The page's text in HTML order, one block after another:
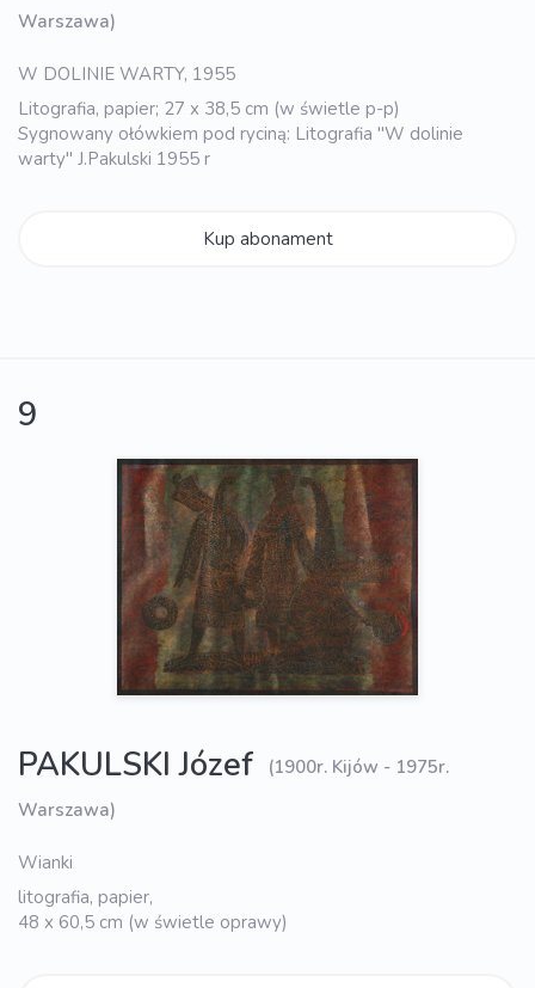
Warszawa)
W DOLINIE WARTY, 1955
Litografia, papier; 27 x 38,5 cm (w świetle p-p)
Sygnowany ołówkiem pod ryciną: Litografia "W dolinie
warty" J.Pakulski 1955 r
Kup abonament
9
PAKULSKI Józef
(1900r. Kijów - 1975r.
Warszawa)
Wianki
litografia, papier,
48 x 60,5 cm (w świetle oprawy)